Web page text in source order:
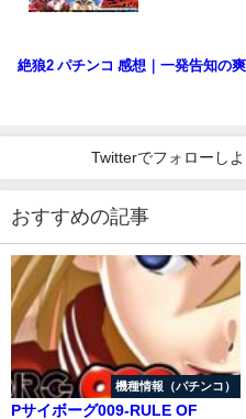
絶狼2 パチンコ 感想｜一発告知の
Twitterでフォローしよ
おすすめの記事
機種情報（パチンコ）
Pサイボーグ009-RULE OF